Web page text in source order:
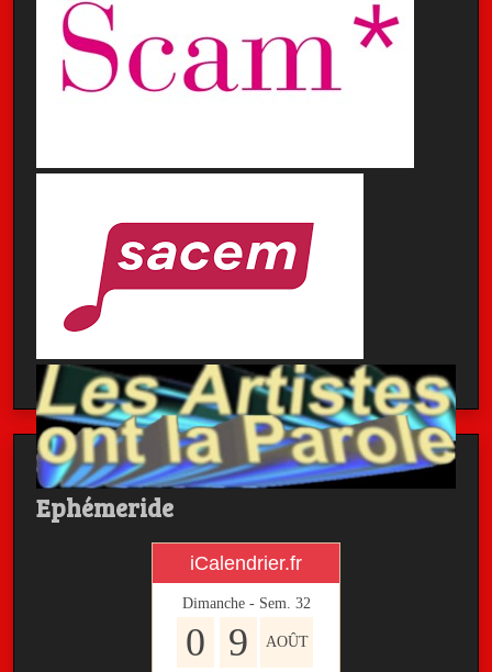
Ephémeride
iCalendrier.fr
Dimanche - Sem. 32
0 9 AOÛT